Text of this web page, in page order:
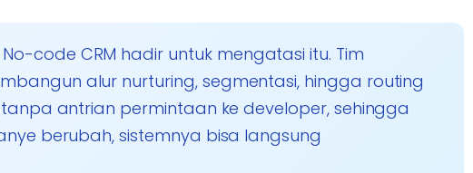
No-code CRM hadir untuk mengatasi itu. Tim
alur nurturing, segmentasi, hingga routing
antrian permintaan ke developer, sehingga
berubah, sistemnya bisa langsung